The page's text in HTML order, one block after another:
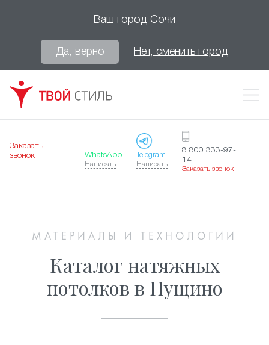
Ваш город Сочи
Да, верно Нет, сменить город
Заказать
звонок
WhatsApp
Написать
Telegram
Написать
8 800 333-97-
14
Заказать звонок
МАТЕРИАЛЫ И ТЕХНОЛОГИИ
Каталог натяжных
потолков в Пущино